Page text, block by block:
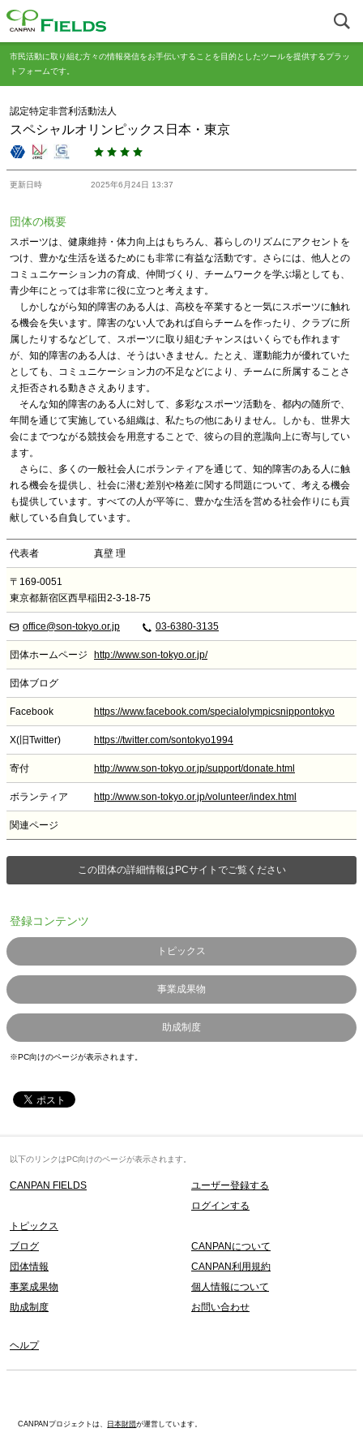
市民活動に取り組む方々の情報発信をお手伝いすることを目的としたツールを提供するプラッ
トフォームです。
認定特定非営利活動法人
スペシャルオリンピックス日本・東京
更新日時 2025年6月24日 13:37
団体の概要
スポーツは、健康維持・体力向上はもちろん、暮らしのリズムにアクセントを
つけ、豊かな生活を送るためにも非常に有益な活動です。さらには、他人との
コミュニケーション力の育成、仲間づくり、チームワークを学ぶ場としても、
青少年にとっては非常に役に立つと考えます。
しかしながら知的障害のある人は、高校を卒業すると一気にスポーツに触れ
る機会を失います。障害のない人であれば自らチームを作ったり、クラブに所
属したりするなどして、スポーツに取り組むチャンスはいくらでも作れます
が、知的障害のある人は、そうはいきません。たとえ、運動能力が優れていた
としても、コミュニケーション力の不足などにより、チームに所属することさ
え拒否される動きさえあります。
そんな知的障害のある人に対して、多彩なスポーツ活動を、都内の随所で、
年間を通じて実施している組織は、私たちの他にありません。しかも、世界大
会にまでつながる競技会を用意することで、彼らの目的意識向上に寄与してい
ます。
さらに、多くの一般社会人にボランティアを通じて、知的障害のある人に触
れる機会を提供し、社会に潜む差別や格差に関する問題について、考える機会
も提供しています。すべての人が平等に、豊かな生活を営める社会作りにも貢
献している自負しています。
代表者 真壁 理
〒169-0051
東京都新宿区西早稲田2-3-18-75
office@son-tokyo.or.jp 03-6380-3135
団体ホームページ http://www.son-tokyo.or.jp/
団体ブログ
Facebook https://www.facebook.com/specialolympicsnippontokyo
X(旧Twitter) https://twitter.com/sontokyo1994
寄付 http://www.son-tokyo.or.jp/support/donate.html
ボランティア http://www.son-tokyo.or.jp/volunteer/index.html
関連ページ
この団体の詳細情報はPCサイトでご覧ください
登録コンテンツ
トピックス
事業成果物
助成制度
※PC向けのページが表示されます。
以下のリンクはPC向けのページが表示されます。
CANPAN FIELDS
ユーザー登録する
ログインする
トピックス
ブログ
団体情報
事業成果物
助成制度
CANPANについて
CANPAN利用規約
個人情報について
お問い合わせ
ヘルプ
CANPANプロジェクトは、 日本財団が運営しています。